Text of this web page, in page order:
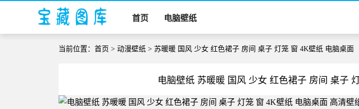
首页 电脑壁纸
当前位置：首页 >动漫壁纸 > 苏暖暖 国风 少女 红色裙子 房间 桌子 灯笼 窗 4K壁纸 电脑桌面
电脑壁纸 苏暖暖 国风 少女 红色裙子 房间 桌子